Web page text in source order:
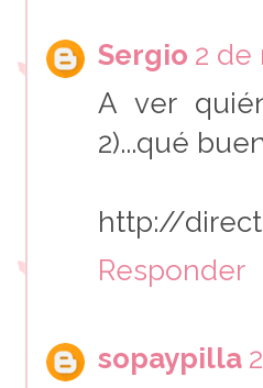
Sergio 2 de
A ver
2)...qué
http://
Responder
sopaypilla